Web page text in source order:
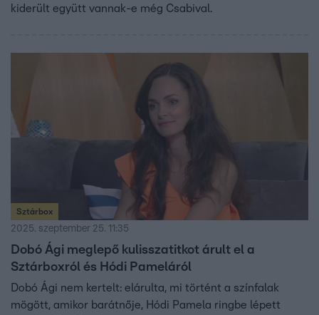
kiderült együtt vannak-e még Csabival.
Sztárbox
2025. szeptember 25. 11:35
Dobó Ági meglepő kulisszatitkot árult el a
Sztárboxról és Hódi Pameláról
Dobó Ági nem kertelt: elárulta, mi történt a színfalak
mögött, amikor barátnője, Hódi Pamela ringbe lépett